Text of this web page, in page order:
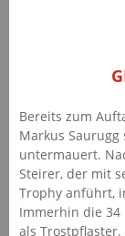
Bereits zum
Markus
untermauert.
Steirer, der mit
Trophy anführt,
Immerhin die 34
als